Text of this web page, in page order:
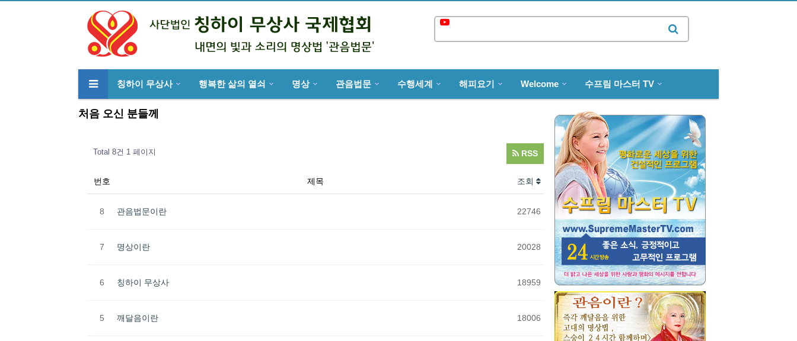
칭하이 무상사 행복한 삶의 열쇠 명상 관음법문 수행세계 해피요기
Welcome
수프림 마스터 TV
처음 오신 분들께
Total 8건 1 페이지 RSS
번호 제목 조회
8 관음법문이란 22746
7 명상이란 20028
6 칭하이 무상사 18959
5 깨달음이란 18006